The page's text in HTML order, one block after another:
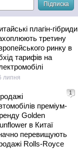
Підписка
плагін-гібриди
третину
ринку в
тарифів на
липня
1
преміум-
Golden
в Китаї
перевищують
Rolls-Royce